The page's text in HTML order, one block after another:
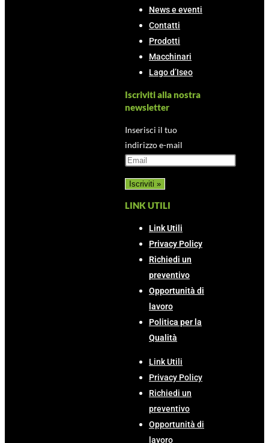
News e eventi
Contatti
Prodotti
Macchinari
Lago d’Iseo
Iscriviti alla nostra
newsletter
Inserisci il tuo
indirizzo e-mail
LINK UTILI
Link Utili
Privacy Policy
Richiedi un
preventivo
Opportunità di
lavoro
Politica per la
Qualità
Link Utili
Privacy Policy
Richiedi un
preventivo
Opportunità di
lavoro